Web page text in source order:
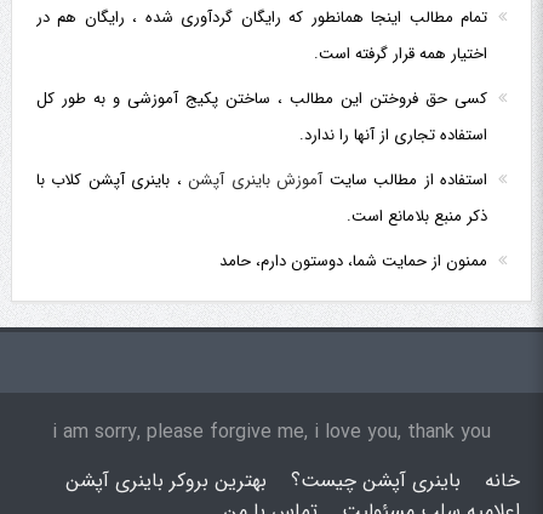
تمام مطالب اینجا همانطور که رایگان گردآوری شده ، رایگان هم در
اختیار همه قرار گرفته است.
کسی حق فروختن این مطالب ، ساختن پکیج آموزشی و به طور کل
استفاده تجاری از آنها را ندارد.
استفاده از مطالب سایتآموزش باینری آپشن، باینری آپشن کلاب با
ذکر منبع بلامانع است.
ممنون از حمایت شما، دوستون دارم، حامد
i am sorry, please forgive me, i love you, thank you
خانه
باینری آپشن چیست؟
بهترین بروکر باینری آپشن